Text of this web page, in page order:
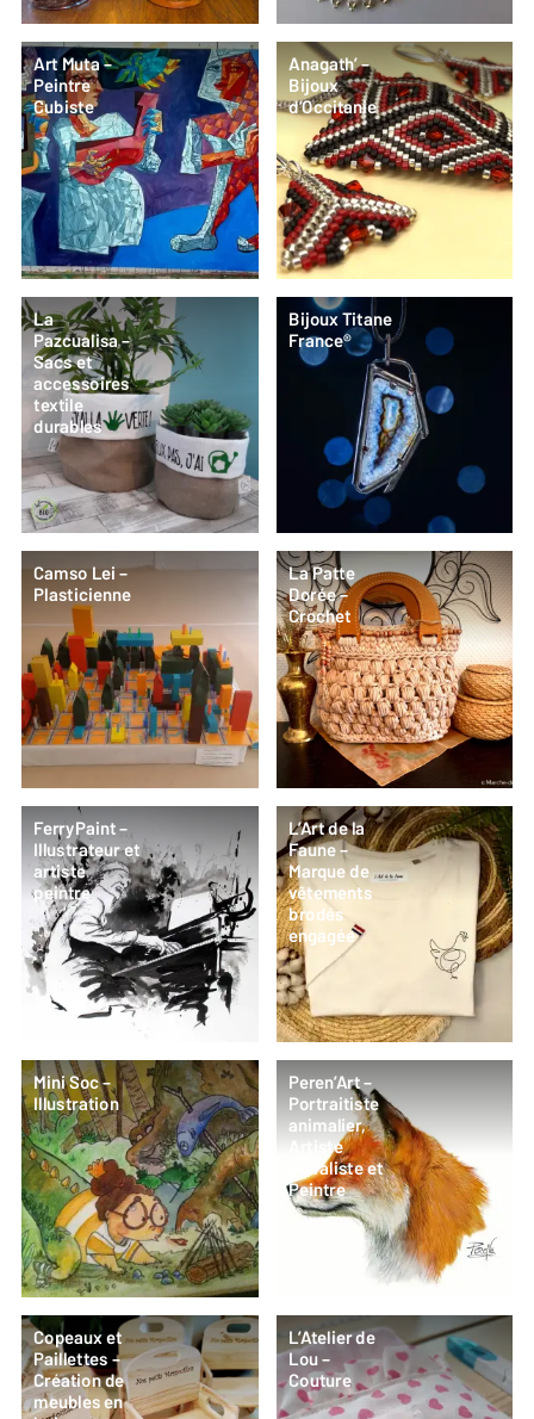
Art Muta –
Peintre
Cubiste
Anagath’ –
Bijoux
d’Occitanie
La
Pazcualisa –
Sacs et
accessoires
textile
durables
Bijoux Titane
France®
Camso Lei –
Plasticienne
La Patte
Dorée –
Crochet
FerryPaint –
Illustrateur et
artiste
peintre
L’Art de la
Faune –
Marque de
vêtements
brodés
engagée
Mini Soc –
Illustration
Peren’Art –
Portraitiste
animalier,
Artiste
muraliste et
Peintre
Copeaux et
Paillettes –
Création de
meubles en
L’Atelier de
Lou –
Couture